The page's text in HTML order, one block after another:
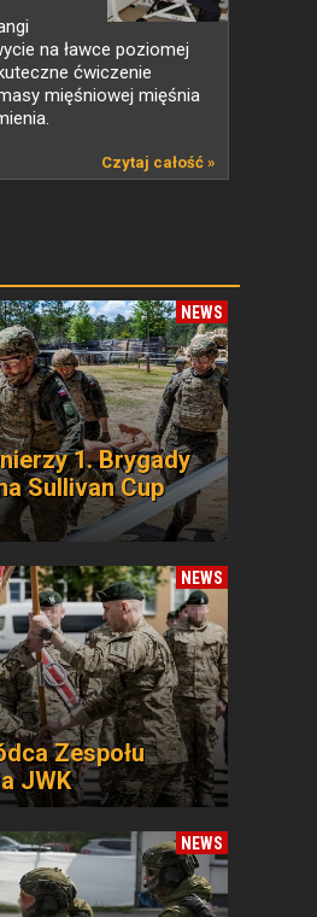
na ławce poziomej
ćwiczenie
mięśniowej mięśnia
Czytaj całość »
NEWS
1. Brygady
Sullivan Cup
NEWS
Zespołu
JWK
NEWS